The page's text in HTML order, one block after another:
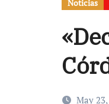
Noticias
May 23,